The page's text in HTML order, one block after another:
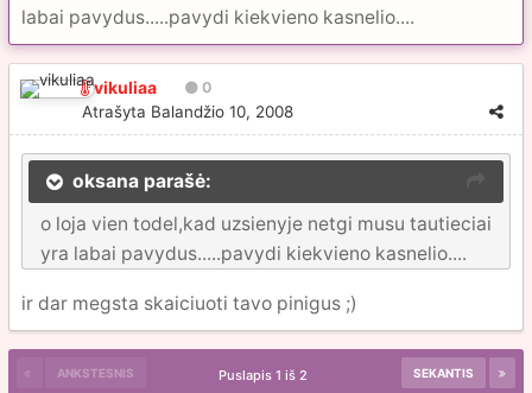
labai pavydus.....pavydi kiekvieno kasnelio....
vikuliaa 0
Atrašyta Balandžio 10, 2008
oksana parašė:
o loja vien todel,kad uzsienyje netgi musu tautieciai
yra labai pavydus.....pavydi kiekvieno kasnelio....
ir dar megsta skaiciuoti tavo pinigus ;)
ANKSTESNIS SEKANTIS
Puslapis 1 iš 2